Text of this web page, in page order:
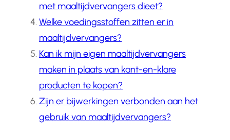
met maaltijdvervangers dieet?
Welke voedingsstoffen zitten er in
maaltijdvervangers?
Kan ik mijn eigen maaltijdvervangers
maken in plaats van kant-en-klare
producten te kopen?
Zijn er bijwerkingen verbonden aan het
gebruik van maaltijdvervangers?